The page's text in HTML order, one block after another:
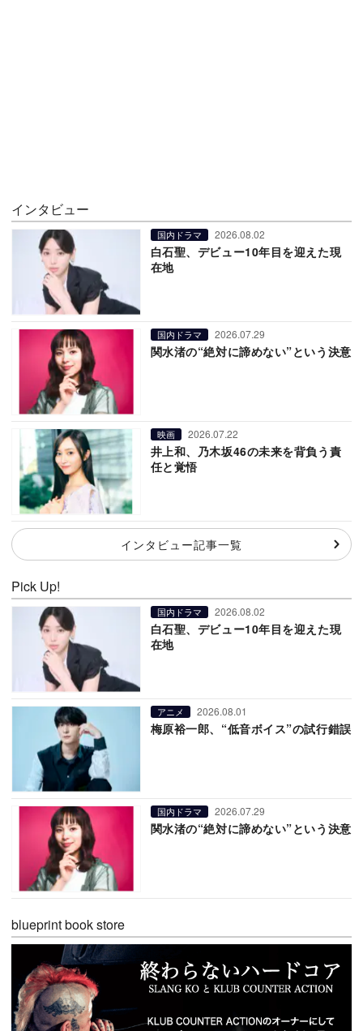
インタビュー
国内ドラマ 2026.08.02
白石聖、デビュー10年目を迎えた現
在地
国内ドラマ 2026.07.29
関水渚の“絶対に諦めない”という決意
映画 2026.07.22
井上和、乃木坂46の未来を背負う責
任と覚悟
インタビュー記事一覧
Pick Up!
国内ドラマ 2026.08.02
白石聖、デビュー10年目を迎えた現
在地
アニメ 2026.08.01
梅原裕一郎、“低音ボイス”の試行錯誤
国内ドラマ 2026.07.29
関水渚の“絶対に諦めない”という決意
blueprint book store